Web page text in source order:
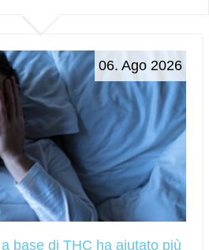
06. Ago 2026
base di THC ha aiutato più